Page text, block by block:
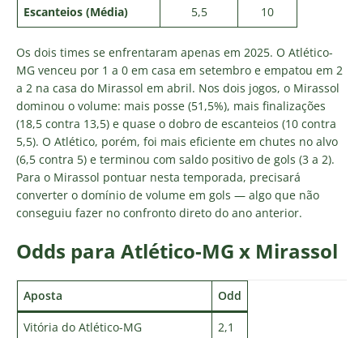
Escanteios (Média)
5,5 10
Os dois times se enfrentaram apenas em 2025. O Atlético-
MG venceu por 1 a 0 em casa em setembro e empatou em 2
a 2 na casa do Mirassol em abril. Nos dois jogos, o Mirassol
dominou o volume: mais posse (51,5%), mais finalizações
(18,5 contra 13,5) e quase o dobro de escanteios (10 contra
5,5). O Atlético, porém, foi mais eficiente em chutes no alvo
(6,5 contra 5) e terminou com saldo positivo de gols (3 a 2).
Para o Mirassol pontuar nesta temporada, precisará
converter o domínio de volume em gols — algo que não
conseguiu fazer no confronto direto do ano anterior.
Odds para Atlético-MG x Mirassol
Aposta Odd
Vitória do Atlético-MG
2,1